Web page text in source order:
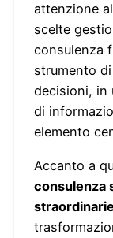
attenzione
scelte
consulenza
strumento
decisioni, in
di
elemento
Accanto a
consulenza
straordinarie